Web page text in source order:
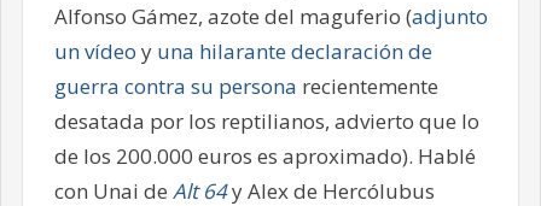
Alfonso Gámez, azote del maguferio (adjunto
un vídeo y una hilarante declaración de
guerra contra su persona recientemente
desatada por los reptilianos, advierto que lo
de los 200.000 euros es aproximado). Hablé
con Unai de Alt 64y Alex de Hercólubus